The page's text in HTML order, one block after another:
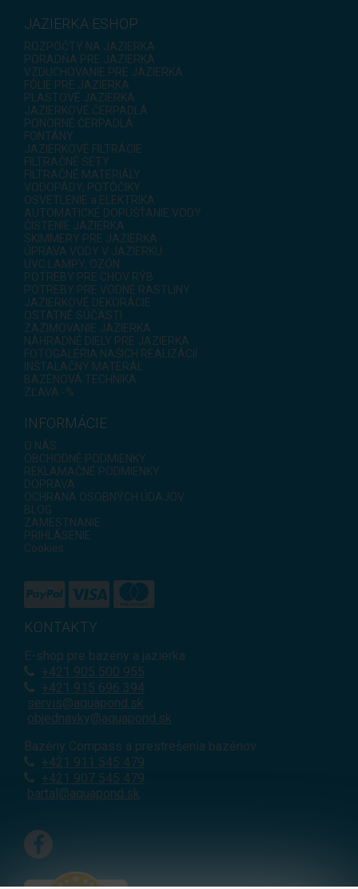
JAZIERKA ESHOP
ROZPOČTY NA JAZIERKA
PORADŇA PRE JAZIERKA
VZDUCHOVANIE PRE JAZIERKA
FÓLIE PRE JAZIERKA
PLASTOVÉ JAZIERKA
JAZIERKOVÉ ČERPADLÁ
PONORNÉ ČERPADLÁ
FONTÁNY
JAZIERKOVÉ FILTRÁCIE
FILTRAČNÉ SETY
FILTRAČNÉ MATERIÁLY
VODOPÁDY, POTÔČIKY
OSVETLENIE a ELEKTRIKA
AUTOMATICKÉ DOPÚŠŤANIE VODY
ČISTENIE JAZIERKA
SKIMMERY PRE JAZIERKA
ÚPRAVA VODY V JAZIERKU
UVC LAMPY, OZÓN
POTREBY PRE CHOV RÝB
POTREBY PRE VODNÉ RASTLINY
JAZIERKOVÉ DEKORÁCIE
OSTATNÉ SÚČASTI
ZAZIMOVANIE JAZIERKA
NÁHRADNÉ DIELY PRE JAZIERKA
FOTOGALÉRIA NAŠICH REALIZÁCIÍ
INŠTALAČNÝ MATERÁL
BAZÉNOVÁ TECHNIKA
ZĽAVA -%
INFORMÁCIE
O NÁS
OBCHODNÉ PODMIENKY
REKLAMAČNÉ PODMIENKY
DOPRAVA
OCHRANA OSOBNÝCH ÚDAJOV
BLOG
ZAMESTNANIE
PRIHLÁSENIE
Cookies
KONTAKTY
E-shop pre bazény a jazierka
+421 905 500 955
+421 915 696 394
servis@aquapond.sk
objednavky@aquapond.sk
Bazény Compass a prestrešenia bazénov
+421 911 545 479
+421 907 545 479
bartal@aquapond.sk